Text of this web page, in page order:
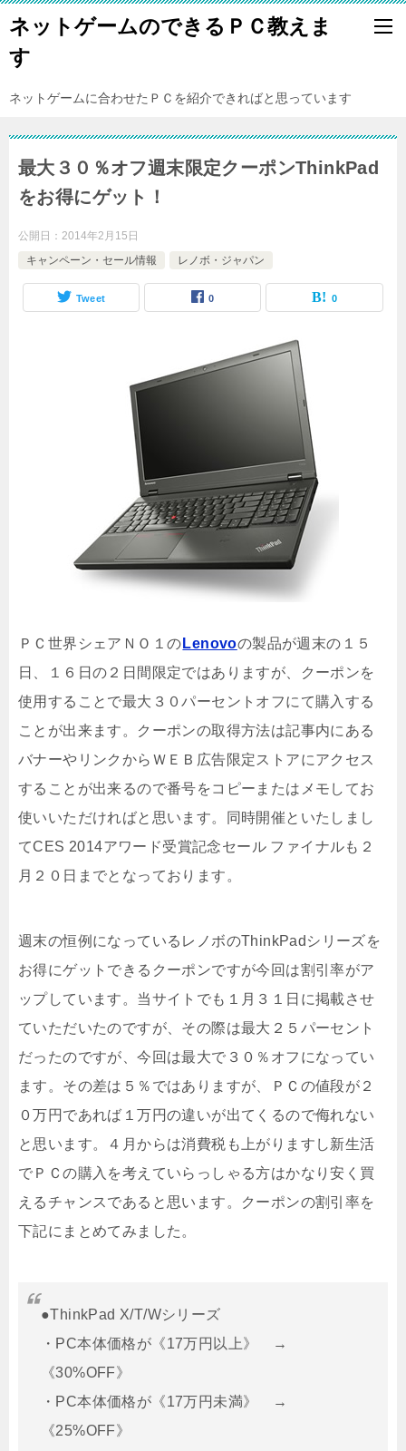
ネットゲームのできるＰＣ教えま
す
ネットゲームに合わせたＰＣを紹介できればと思っています
最大３０％オフ週末限定クーポンThinkPad
をお得にゲット！
公開日： 2014年2月15日
キャンペーン・セール情報
レノボ・ジャパン
Tweet 0 0
ＰＣ世界シェアＮＯ１の Lenovoの製品が週末の１５
日、１６日の２日間限定ではありますが、クーポンを
使用することで最大３０パーセントオフにて購入する
ことが出来ます。クーポンの取得方法は記事内にある
バナーやリンクからＷＥＢ広告限定ストアにアクセス
することが出来るので番号をコピーまたはメモしてお
使いいただければと思います。同時開催といたしまし
てCES 2014アワード受賞記念セール ファイナルも２
月２０日までとなっております。
週末の恒例になっているレノボのThinkPadシリーズを
お得にゲットできるクーポンですが今回は割引率がア
ップしています。当サイトでも１月３１日に掲載させ
ていただいたのですが、その際は最大２５パーセント
だったのですが、今回は最大で３０％オフになってい
ます。その差は５％ではありますが、ＰＣの値段が２
０万円であれば１万円の違いが出てくるので侮れない
と思います。４月からは消費税も上がりますし新生活
でＰＣの購入を考えていらっしゃる方はかなり安く買
えるチャンスであると思います。クーポンの割引率を
下記にまとめてみました。
●ThinkPad X/T/Wシリーズ
・PC本体価格が《17万円以上》 →
《30%OFF》
・PC本体価格が《17万円未満》 →
《25%OFF》